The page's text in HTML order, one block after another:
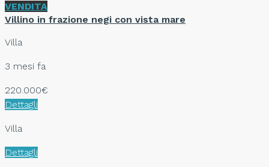
VENDITA
Villino in frazione negi con vista mare
Villa
3 mesi fa
220.000€
Dettagli
Villa
Dettagli